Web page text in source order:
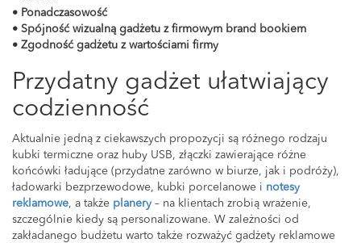
• Ponadczasowość
• Spójność wizualną gadżetu z firmowym brand bookiem
• Zgodność gadżetu z wartościami firmy
Przydatny gadżet ułatwiający
codzienność
Aktualnie jedną z ciekawszych propozycji są różnego rodzaju
kubki termiczne oraz huby USB, złączki zawierające różne
końcówki ładujące (przydatne zarówno w biurze, jak i podróży),
ładowarki bezprzewodowe, kubki porcelanowe i notesy
reklamowe, a także planery – na klientach zrobią wrażenie,
szczególnie kiedy są personalizowane. W zależności od
zakładanego budżetu warto także rozważyć gadżety reklamowe